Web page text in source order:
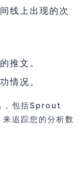
线上出现的次
推文。
情况。
，包括Sprout
追踪您的分析数